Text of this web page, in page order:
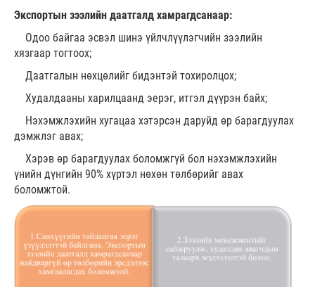
Экспортын зээлийн даатгалд хамрагдсанаар:
Одоо байгаа эсвэл шинэ үйлчлүүлэгчийн зээлийн
хязгаар тогтоох;
Даатгалын нөхцөлийг бидэнтэй тохиролцох;
Худалдааны харилцаанд эерэг, итгэл дүүрэн байх;
Нэхэмжлэхийн хугацаа хэтэрсэн даруйд өр барагдуулах
дэмжлэг авах;
Хэрэв өр барагдуулах боломжгүй бол нэхэмжлэхийн
үнийн дүнгийн 90% хүртэл нөхөн төлбөрийг авах
боломжтой.